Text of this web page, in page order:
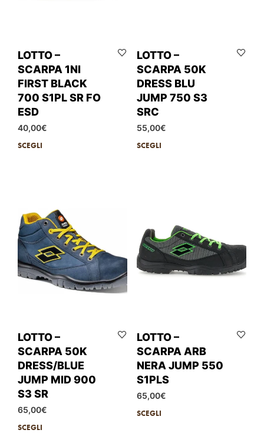
LOTTO –
SCARPA 1NI
FIRST BLACK
700 S1PL SR FO
ESD
40,00€
SCEGLI
LOTTO –
SCARPA 50K
DRESS BLU
JUMP 750 S3
SRC
55,00€
SCEGLI
LOTTO –
SCARPA 50K
DRESS/BLUE
JUMP MID 900
S3 SR
65,00€
SCEGLI
LOTTO –
SCARPA ARB
NERA JUMP 550
S1PLS
65,00€
SCEGLI